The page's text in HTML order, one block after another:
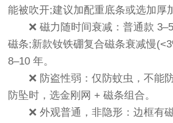
能被吹开;建议加配重底条或选加厚
❌ 磁力随时间衰减：普通款 3–5
磁条;新款钕铁硼复合磁条衰减慢
8–10 年。
❌ 防盗性弱：仅防蚊虫，不能
防坠时，选金刚网 + 磁条组合。
❌ 外观普通，非隐形：边框有